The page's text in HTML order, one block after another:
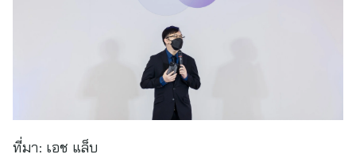
ที่มา: เอช แล็บ